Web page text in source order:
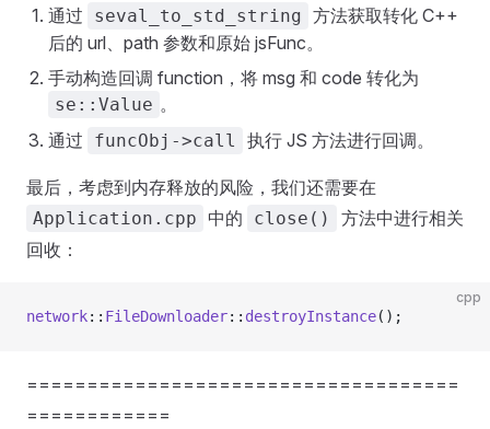
通过 seval_to_std_string 方法获取转化 C++
后的 url、path 参数和原始 jsFunc。
手动构造回调 function，将 msg 和 code 转化为
se::Value 。
通过
funcObj->call 执行 JS 方法进行回调。
最后，考虑到内存释放的风险，我们还需要在
Application.cpp 中的 close()
方法中进行相关
回收：
cpp
network:: FileDownloader:: destroyInstance();
====================================
============